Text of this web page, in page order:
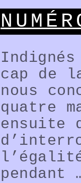
cap de
nous
quatre
ensuite
pendant